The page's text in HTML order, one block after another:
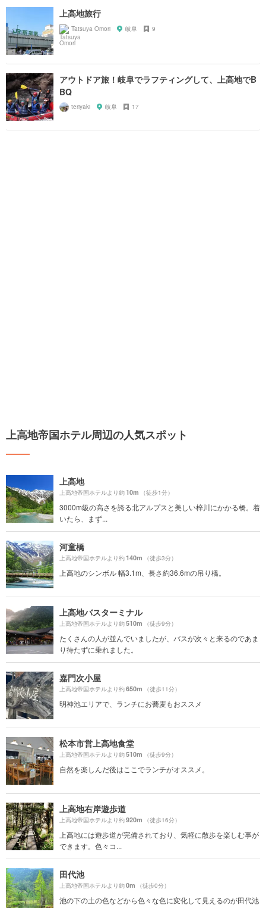
上高地旅行
Tatsuya Omori 岐阜 9
アウトドア旅！岐阜でラフティングして、上高地でB
BQ
teriyaki 岐阜 17
上高地帝国ホテル周辺の人気スポット
上高地
上高地帝国ホテルより約10m （徒歩1分）
3000m級の高さを誇る北アルプスと美しい梓川にかかる橋。着
いたら、まず...
河童橋
上高地帝国ホテルより約140m （徒歩3分）
上高地のシンボル 幅3.1m、長さ約36.6mの吊り橋。
上高地バスターミナル
上高地帝国ホテルより約510m （徒歩9分）
たくさんの人が並んでいましたが、バスが次々と来るのであま
り待たずに乗れました。
嘉門次小屋
上高地帝国ホテルより約650m （徒歩11分）
明神池エリアで、ランチにお蕎麦もおススメ
松本市営上高地食堂
上高地帝国ホテルより約510m （徒歩9分）
自然を楽しんだ後はここでランチがオススメ。
上高地右岸遊歩道
上高地帝国ホテルより約920m （徒歩16分）
上高地には遊歩道が完備されており、気軽に散歩を楽しむ事が
できます。色々コ...
田代池
上高地帝国ホテルより約0m （徒歩0分）
池の下の土の色などから色々な色に変化して見えるのが田代池